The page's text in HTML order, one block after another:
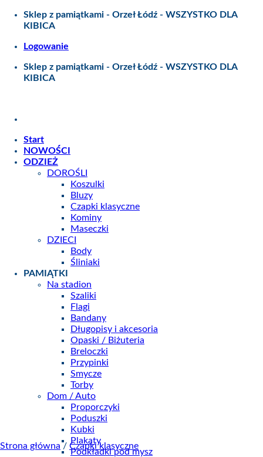
Skip
Sklep z pamiątkami - Orzeł Łódź - WSZYSTKO DLA
KIBICA
Logowanie
Sklep z pamiątkami - Orzeł Łódź - WSZYSTKO DLA
KIBICA
Start
NOWOŚCI
ODZIEŻ
DOROŚLI
Koszulki
Bluzy
Czapki klasyczne
Kominy
Maseczki
DZIECI
Body
Śliniaki
PAMIĄTKI
Na stadion
Szaliki
Flagi
Bandany
Długopisy i akcesoria
Opaski / Biżuteria
Breloczki
Przypinki
Smycze
Torby
Dom / Auto
Proporczyki
Poduszki
Kubki
Plakaty
Podkładki pod mysz
Strona główna / Czapki klasyczne